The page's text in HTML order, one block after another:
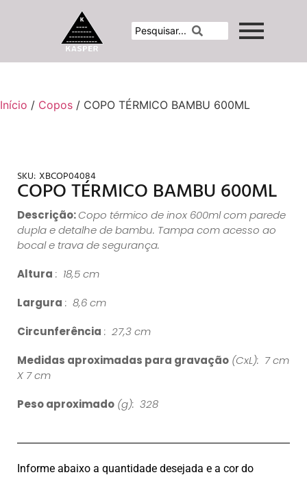
Início / Copos / COPO TÉRMICO BAMBU 600ML
SKU: XBCOP04084
COPO TÉRMICO BAMBU 600ML
Descrição:Copo térmico de inox 600ml com parede
dupla e detalhe de bambu. Tampa com acesso ao
bocal e trava de segurança.
Altura : 18,5 cm
Largura : 8,6 cm
Circunferência : 27,3 cm
Medidas aproximadas para gravação (CxL): 7 cm
X 7 cm
Peso aproximado (g): 328
Informe abaixo a quantidade desejada e a cor do